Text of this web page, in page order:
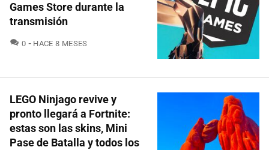
Games Store durante la
transmisión
0 COMENTARIOS
HACE 8 MESES
LEGO Ninjago revive y
pronto llegará a Fortnite:
estas son las skins, Mini
Pase de Batalla y todos los